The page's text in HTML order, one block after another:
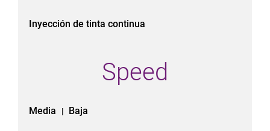
Inyección de tinta continua
Speed
Media | Baja